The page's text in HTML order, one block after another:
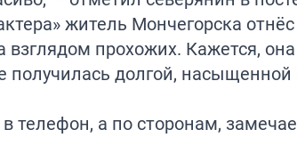
житель Мончегорска
прохожих. Кажется, она
получилась долгой,
телефон, а по сторонам,